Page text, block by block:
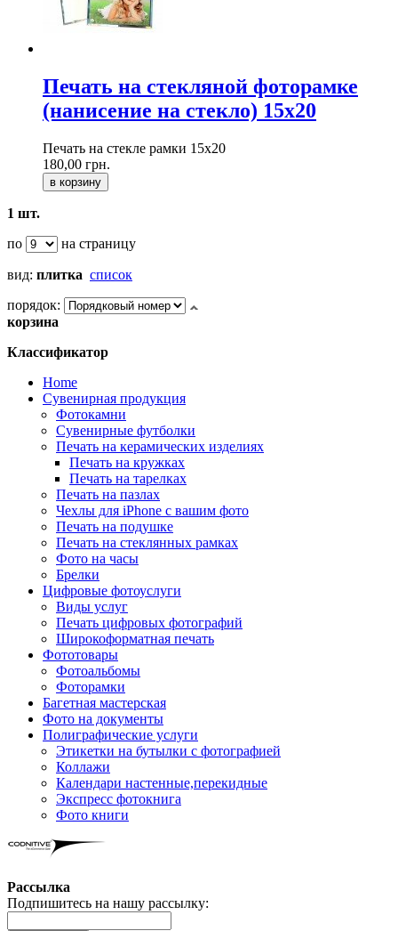
Печать на стекляной фоторамке
(нанисение на стекло) 15х20
Печать на стекле рамки 15x20
180,00 грн.
в корзину
1 шт.
по
на страницу
вид: плитка список
порядок:
корзина
Классификатор
Home
Сувенирная продукция
Фотокамни
Сувенирные футболки
Печать на керамических изделиях
Печать на кружках
Печать на тарелках
Печать на пазлах
Чехлы для iPhone с вашим фото
Печать на подушке
Печать на стеклянных рамках
Фото на часы
Брелки
Цифровые фотоуслуги
Виды услуг
Печать цифровых фотографий
Широкоформатная печать
Фототовары
Фотоальбомы
Фоторамки
Багетная мастерская
Фото на документы
Полиграфические услуги
Этикетки на бутылки c фотографией
Коллажи
Календари настенные,перекидные
Экспресс фотокнига
Фото книги
Рассылка
Подпишитесь на нашу рассылку: